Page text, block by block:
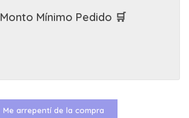
Monto Mínimo Pedido 🛒
Me arrepentí de la compra